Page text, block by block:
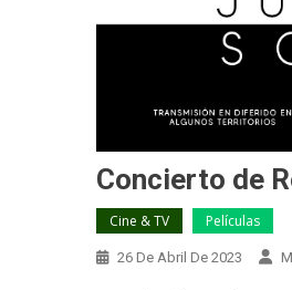
Concierto de
Cine & TV Películas
26 De Abril De 2023